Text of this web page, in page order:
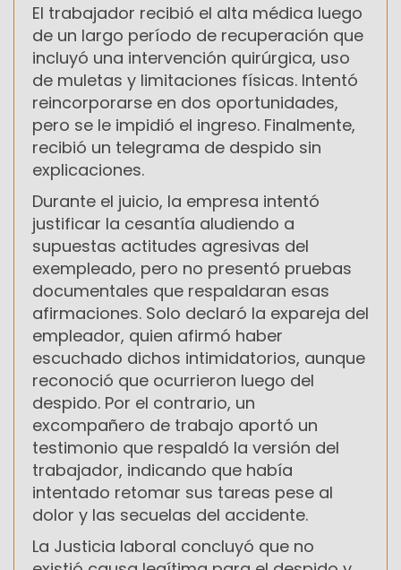
El trabajador recibió el alta médica luego
de un largo período de recuperación que
incluyó una intervención quirúrgica, uso
de muletas y limitaciones físicas. Intentó
reincorporarse en dos oportunidades,
pero se le impidió el ingreso. Finalmente,
recibió un telegrama de despido sin
explicaciones.
Durante el juicio, la empresa intentó
justificar la cesantía aludiendo a
supuestas actitudes agresivas del
exempleado, pero no presentó pruebas
documentales que respaldaran esas
afirmaciones. Solo declaró la expareja del
empleador, quien afirmó haber
escuchado dichos intimidatorios, aunque
reconoció que ocurrieron luego del
despido. Por el contrario, un
excompañero de trabajo aportó un
testimonio que respaldó la versión del
trabajador, indicando que había
intentado retomar sus tareas pese al
dolor y las secuelas del accidente.
La Justicia laboral concluyó que no